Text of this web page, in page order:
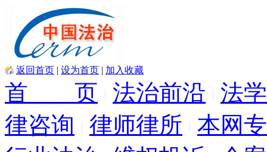
返回首页 | 设为首页 | 加入收藏
首 页 法治前沿
法
律咨询
律师律所
本网